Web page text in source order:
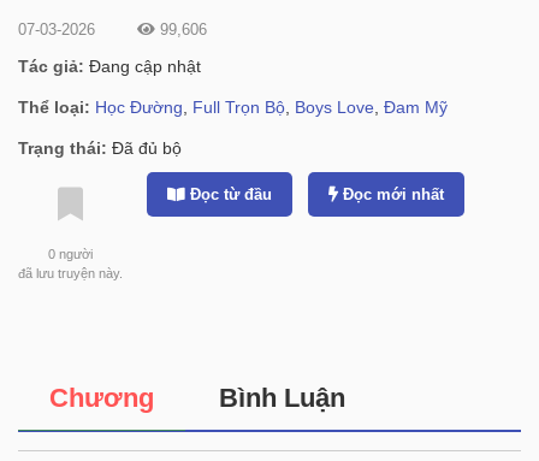
07-03-2026 99,606
Tác giả: Đang cập nhật
Thể loại: Học Đường Full Trọn Bộ Boys Love Đam Mỹ
Trạng thái: Đã đủ bộ
0 người
đã lưu truyện này.
Đọc từ đầu Đọc mới nhất
Chương Bình Luận